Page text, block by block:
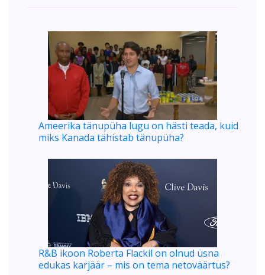
Ameerika tänupüha lugu on hästi teada, kuid
miks Kanada tähistab tänupüha?
R&B ikoon Roberta Flackil on olnud üsna
edukas karjäär – mis on tema netoväärtus?